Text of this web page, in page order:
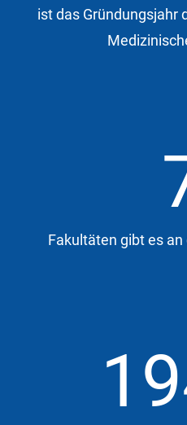
ist das Gründungsjahr
Fakultäten gibt es